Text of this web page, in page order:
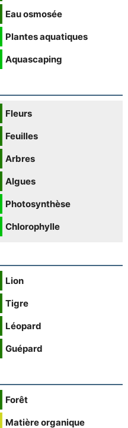
Eau osmosée
Plantes aquatiques
Aquascaping
Fleurs
Feuilles
Arbres
Algues
Photosynthèse
Chlorophylle
Lion
Tigre
Léopard
Guépard
Forêt
Matière organique